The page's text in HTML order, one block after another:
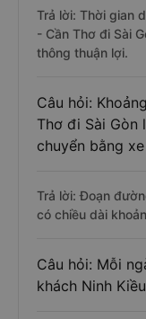
Trả lời: Thời gian
- Cần Thơ đi Sài
thông thuận lợi.
Câu hỏi:
Thơ đi Sài Gòn
chuyển bằng
Trả lời: Đoạn
có chiều dài
Câu hỏi: Mỗi
khách Ninh